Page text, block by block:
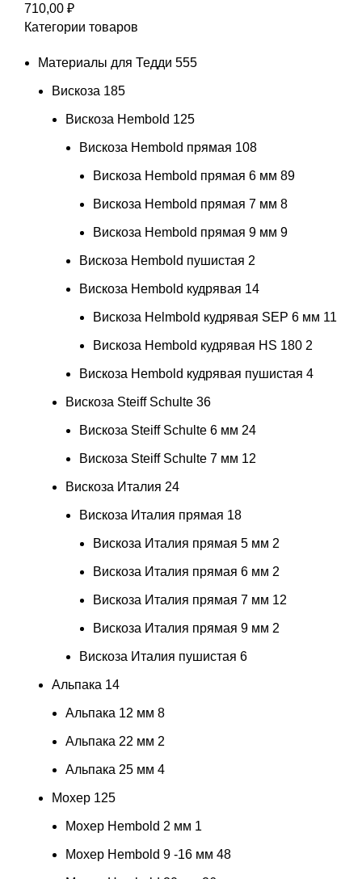
710,00 ₽
Категории товаров
Материалы для Тедди 555
Вискоза 185
Вискоза Hembold 125
Вискоза Hembold прямая 108
Вискоза Hembold прямая 6 мм 89
Вискоза Hembold прямая 7 мм 8
Вискоза Hembold прямая 9 мм 9
Вискоза Hembold пушистая 2
Вискоза Hembold кудрявая 14
Вискоза Helmbold кудрявая SEP 6 мм 11
Вискоза Hembold кудрявая HS 180 2
Вискоза Hembold кудрявая пушистая 4
Вискоза Steiff Schulte 36
Вискоза Steiff Schulte 6 мм 24
Вискоза Steiff Schulte 7 мм 12
Вискоза Италия 24
Вискоза Италия прямая 18
Вискоза Италия прямая 5 мм 2
Вискоза Италия прямая 6 мм 2
Вискоза Италия прямая 7 мм 12
Вискоза Италия прямая 9 мм 2
Вискоза Италия пушистая 6
Альпака 14
Альпака 12 мм 8
Альпака 22 мм 2
Альпака 25 мм 4
Мохер 125
Мохер Hembold 2 мм 1
Мохер Hembold 9 -16 мм 48